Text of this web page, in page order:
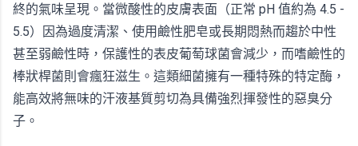
終的氣味呈現。當微酸性的皮膚表面（正常 pH 值約為 4.5 -
5.5）因為過度清潔、使用鹼性肥皂或長期悶熱而趨於中性
甚至弱鹼性時，保護性的表皮葡萄球菌會減少，而嗜鹼性的
棒狀桿菌則會瘋狂滋生。這類細菌擁有一種特殊的特定酶，
能高效將無味的汗液基質剪切為具備強烈揮發性的惡臭分
子。